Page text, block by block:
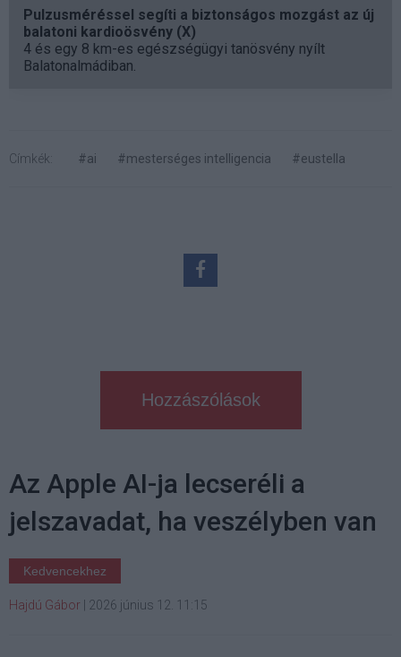
Pulzusméréssel segíti a biztonságos mozgást az új
balatoni kardioösvény (X)
4 és egy 8 km-es egészségügyi tanösvény nyílt
Balatonalmádiban.
Címkék: #ai #mesterséges intelligencia #eustella
Hozzászólások
Az Apple AI-ja lecseréli a
jelszavadat, ha veszélyben van
Kedvencekhez
Hajdú Gábor 2026 június 12. 11:15